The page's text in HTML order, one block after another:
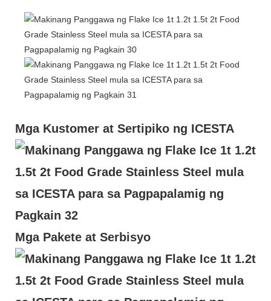
Mga Kustomer at Sertipiko ng ICESTA
Mga Pakete at Serbisyo